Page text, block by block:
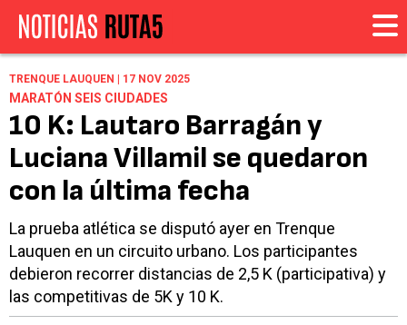
TRENQUE LAUQUEN | 17 NOV 2025
MARATÓN SEIS CIUDADES
10 K: Lautaro Barragán y
Luciana Villamil se quedaron
con la última fecha
La prueba atlética se disputó ayer en Trenque
Lauquen en un circuito urbano. Los participantes
debieron recorrer distancias de 2,5 K (participativa) y
las competitivas de 5K y 10 K.